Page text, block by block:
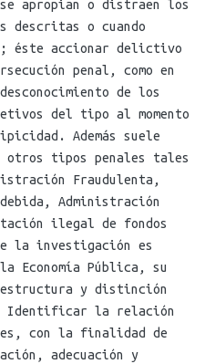
apropian o distraen los
descritas o cuando
éste accionar delictivo
penal, como en
de los
del tipo al momento
Además suele
otros tipos penales tales
Fraudulenta,
Administración
ilegal de fondos
la investigación es
Economía Pública, su
y distinción
Identificar la relación
con la finalidad de
adecuación y